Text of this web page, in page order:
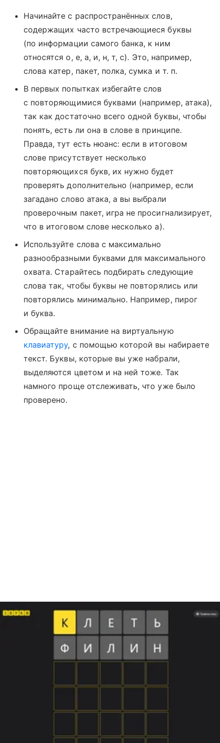
Начинайте с распространённых слов,
содержащих часто встречающиеся буквы
(по информации самого банка, к ним
относятся о, е, а, и, н, т, с). Это, например,
слова катер, пакет, полка, сумка и т. п.
В первых попытках избегайте слов
с повторяющимися буквами (например, атака),
так как достаточно всего одной буквы, чтобы
понять, есть ли она в слове в принципе.
Правда, тут есть нюанс: если в итоговом
слове присутствует несколько
повторяющихся букв, их нужно будет
проверять дополнительно (например, если
загадано слово атака, а вы выбрали
проверочным пакет, игра не просигнализирует,
что в итоговом слове несколько а).
Используйте слова с максимально
разнообразными буквами для максимального
охвата. Старайтесь подбирать следующие
слова так, чтобы буквы не повторялись или
повторялись минимально. Например, пирог
и буква.
Обращайте внимание на виртуальную
клавиатуру, с помощью которой вы набираете
текст. Буквы, которые вы уже набрали,
выделяются цветом и на ней тоже. Так
намного проще отслеживать, что уже было
проверено.